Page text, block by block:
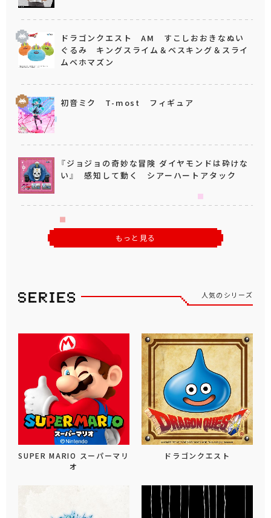
ドラゴンクエスト AM すこしおおきなぬい
ぐるみ キングスライム＆ベスキング＆スライ
ムベホマズン
初音ミク T-most フィギュア
『ジョジョの奇妙な冒険 ダイヤモンドは砕けな
い』 感知して動く シアーハートアタック
もっと見る
人気のシリーズ
SUPER MARIO スーパーマリ
オ
ドラゴンクエスト